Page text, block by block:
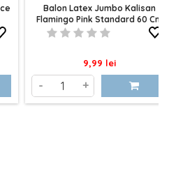
Balon Latex Jumbo Kalisan
Flamingo Pink Standard 60 Cm
Pret
9,99 lei
- +